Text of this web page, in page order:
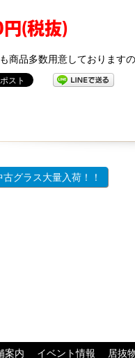
(税抜)
商品多数用意しております
グラス大量入荷！！
案内 イベント情報 居抜